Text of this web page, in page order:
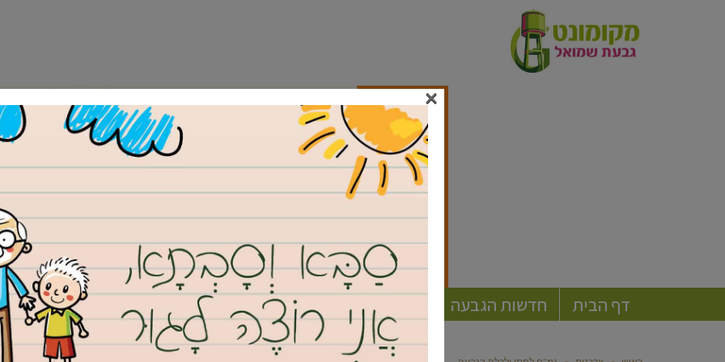
דף הבית חדשות הגבעה חברה וקהילה נדל”ן מועצה דתית תרבות ופנאי
×